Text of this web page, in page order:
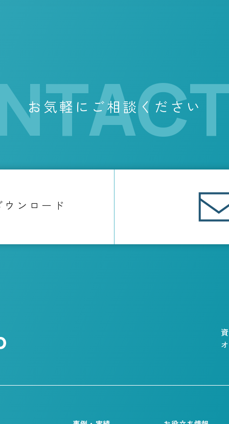
お気軽にご相談ください
ウンロード